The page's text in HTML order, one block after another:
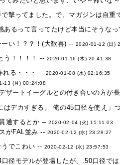
で撃ってました。で、マガジンは自
あるって言ってたけど本当にそうな
い！？？！(大歓喜) -- 2020-01-12 (日)
う！！！！ -- 2020-01-16 (木) 20:41:38
れる・・・ -- 2020-01-08 (水) 02:16:35
13 (月) 00:24:08
ザートイーグルとの付き合いの方が
はデカすぎる。 俺の45口径を使え」
通するとか --2020-02-04 (火) 15:11:03
がFAL並み -- 2020-02-12 (水) 23:29:27
でこわい -- 2020-02-12 (水) 23:57:53
径モデルが登場したが、.50口径で